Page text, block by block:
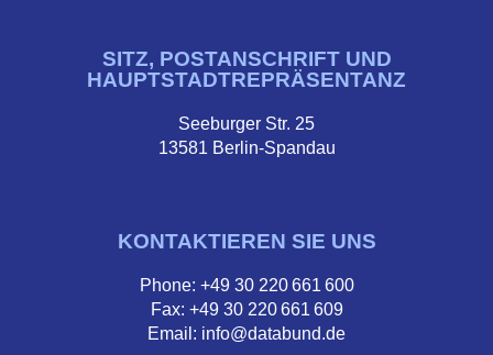
SITZ, POSTANSCHRIFT UND
HAUPTSTADTREPRÄSENTANZ
Seeburger Str. 25
13581 Berlin-Spandau
KONTAKTIEREN SIE UNS
Phone: +49 30 220 661 600
Fax: +49 30 220 661 609
Email: info@databund.de